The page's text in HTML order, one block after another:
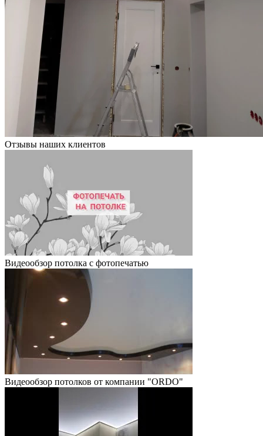
Отзывы наших клиентов
Видеообзор потолка с фотопечатью
Видеообзор потолков от компании "ORDO"